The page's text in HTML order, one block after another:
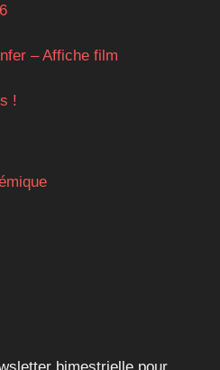
– Affiche film
!
bimestrielle pour